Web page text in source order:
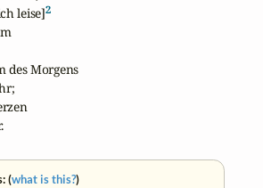
leise]2
des Morgens
(what is this?)